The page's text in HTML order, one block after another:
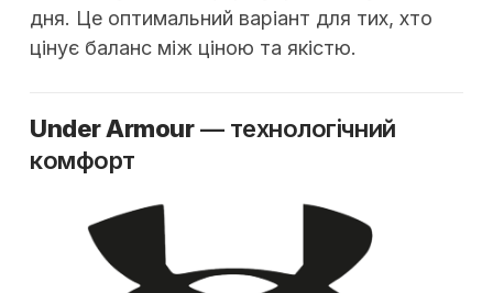
дня. Це оптимальний варіант для тих, хто
цінує баланс між ціною та якістю.
Under Armour— технологічний
комфорт